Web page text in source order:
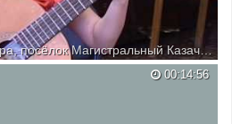
127 Агафонова Александра, посёлок Магистральный Казачинско -- Ленский район Иркутская обл
00:14:56